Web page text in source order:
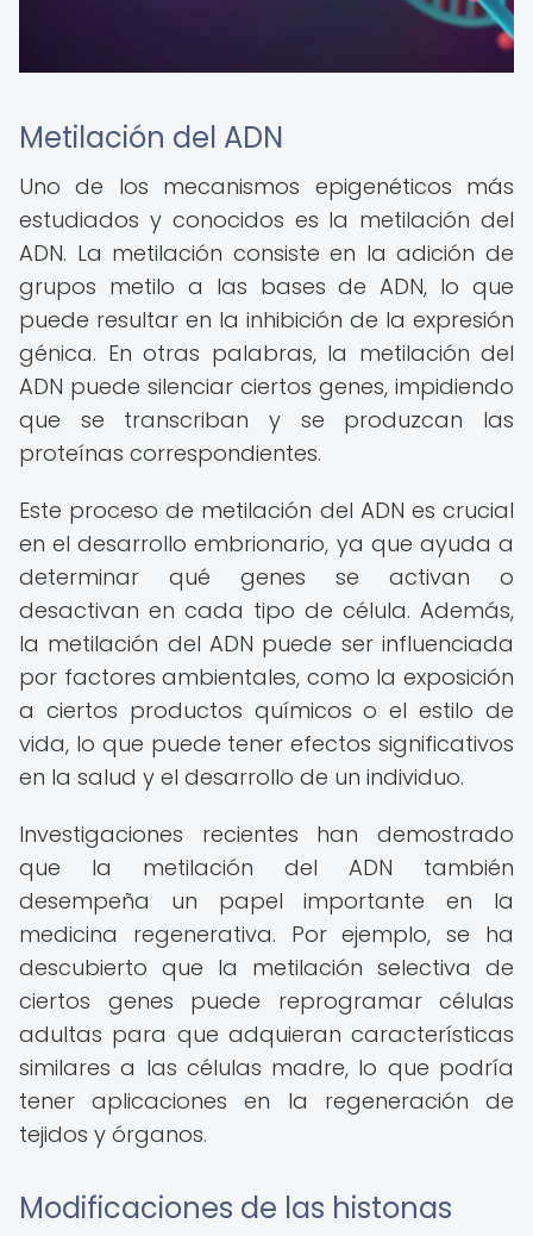
Metilación del ADN
Uno de los mecanismos epigenéticos más
estudiados y conocidos es la metilación del
ADN. La metilación consiste en la adición de
grupos metilo a las bases de ADN, lo que
puede resultar en la inhibición de la expresión
génica. En otras palabras, la metilación del
ADN puede silenciar ciertos genes, impidiendo
que se transcriban y se produzcan las
proteínas correspondientes.
Este proceso de metilación del ADN es crucial
en el desarrollo embrionario, ya que ayuda a
determinar qué genes se activan o
desactivan en cada tipo de célula. Además,
la metilación del ADN puede ser influenciada
por factores ambientales, como la exposición
a ciertos productos químicos o el estilo de
vida, lo que puede tener efectos significativos
en la salud y el desarrollo de un individuo.
Investigaciones recientes han demostrado
que la metilación del ADN también
desempeña un papel importante en la
medicina regenerativa. Por ejemplo, se ha
descubierto que la metilación selectiva de
ciertos genes puede reprogramar células
adultas para que adquieran características
similares a las células madre, lo que podría
tener aplicaciones en la regeneración de
tejidos y órganos.
Modificaciones de las histonas